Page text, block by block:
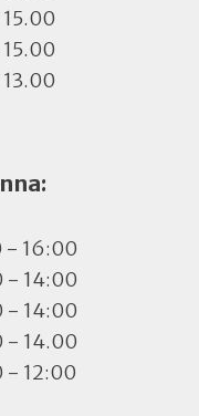
- 16:00
- 14:00
- 14:00
- 14.00
- 12:00